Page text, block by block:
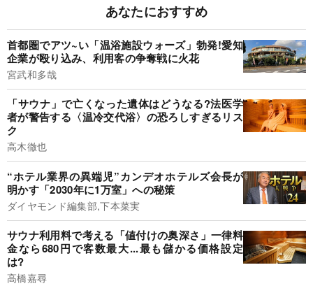
あなたにおすすめ
首都圏でアツ~い「温浴施設ウォーズ」勃発!愛知
企業が殴り込み、利用客の争奪戦に火花
宮武和多哉
「サウナ」で亡くなった遺体はどうなる?法医学
者が警告する〈温冷交代浴〉の恐ろしすぎるリス
ク
高木徹也
“ホテル業界の異端児”カンデオホテルズ会長が
明かす「2030年に1万室」への秘策
ダイヤモンド編集部,下本菜実
サウナ利用料で考える「値付けの奥深さ」一律料
金なら680円で客数最大...最も儲かる価格設定
は?
高橋嘉尋